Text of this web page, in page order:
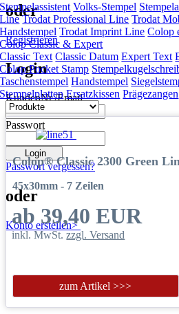
oder
Registrieren
Login
KundenNr./Email
Passwort
Passwort vergessen?
oder
Konto erstellen>
Stempelassistent Volks-Stempel
Line Trodat Professional Line Trodat
Handstempel Trodat Imprint Line Colop
Colop Classic & Expert
Classic Text Classic Datum Expert Text
Colop Pocket Stamp
Taschenstempel Handstempel
Stempelplatten Ersatzkissen Prägezangen
Colop® Classic 2300 Green
45x30mm - 7 Zeilen
ab 39,40 EUR
inkl. MwSt.zzgl. Versand
zum Artikel >>>